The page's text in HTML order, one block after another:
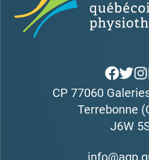
CP 77060
Terrebonne
J6W